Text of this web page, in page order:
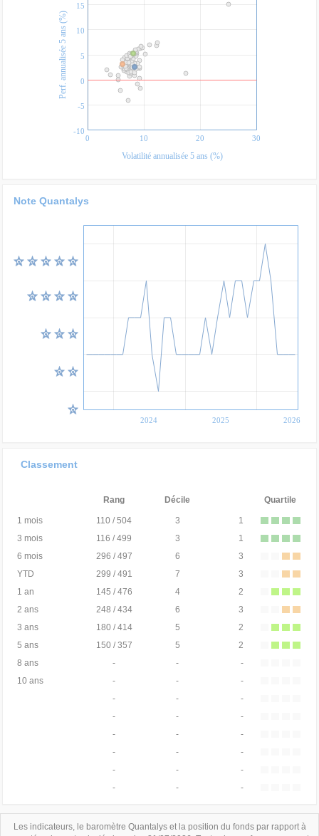
-10
-5
0
5
10
15
Perf. annualisée 5 ans (%)
0 10 20 30
Volatilité annualisée 5 ans (%)
Note Quantalys
2024 2025 2026
Classement
Rang Décile Quartile
1 mois 110 / 504 3
1
3 mois
116 / 499 3
1
6 mois
296 / 497 6
3
YTD
299 / 491 7
3
1 an
145 / 476 4
2
2 ans
248 / 434 6
3
3 ans
180 / 414 5
2
5 ans
150 / 357 5
2
8 ans
- -
-
10 ans
- -
-
-
-
-
-
-
-
-
-
-
-
-
-
-
-
-
-
- -
Les indicateurs, le baromètre Quantalys et la position du fonds par rapport à